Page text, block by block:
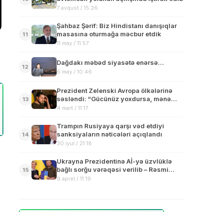
7 avqust / 15:26
11
Şahbaz Şərif: Biz Hindistanı danışıqlar
masasına oturmağa məcbur etdik
11 may / 11:57
12
Dağdakı məbəd siyasətə enərsə…
6 may / 10:46
13
Prezident Zelenski Avropa ölkələrinə
səsləndi: “Gücünüz yoxdursa, mənə
təyyarələr verin”
4 mart / 11:17
14
Trampın Rusiyaya qarşı vəd etdiyi
sanksiyaların nəticələri açıqlandı
30 iyul / 21:18
15
Ukrayna Prezidentinə Aİ-yə üzvlüklə
bağlı sorğu vərəqəsi verilib – Rəsmi
Kiyev yeni ittifaqa doğru
9 aprel / 11:19